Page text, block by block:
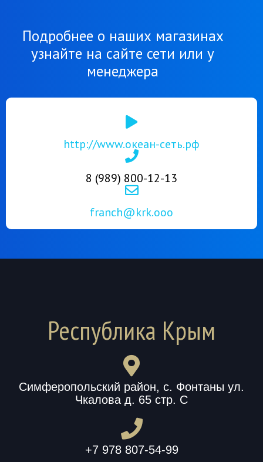
Подробнее о наших магазинах
узнайте на сайте сети или у
менеджера
http://www.океан-сеть.рф
8 (989) 800-12-13
franch@krk.ooo
Республика Крым
Симферопольский район, с. Фонтаны ул.
Чкалова д. 65 стр. С
+7 978 807-54-99